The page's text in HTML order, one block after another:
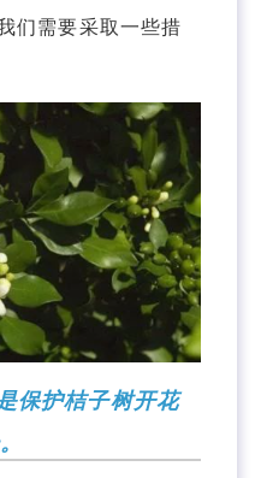
我们需要采取一些措
保护桔子树开花